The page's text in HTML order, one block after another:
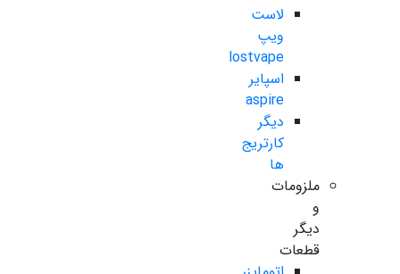
لاست
ویپ
lostvape
اسپایر
aspire
دیگر
کارتریج
ها
ملزومات
و
دیگر
قطعات